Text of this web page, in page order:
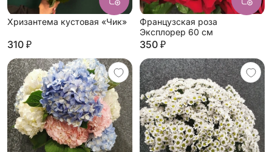
Хризантема кустовая «Чик»
310 ₽
Французская роза
Эксплорер 60 см
350 ₽